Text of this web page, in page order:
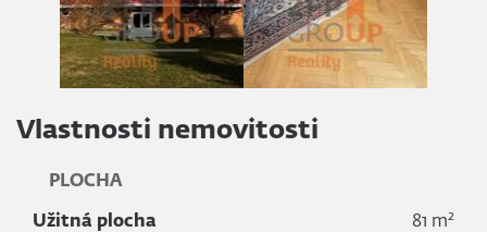
Vlastnosti nemovitosti
PLOCHA
Užitná plocha 81 m2